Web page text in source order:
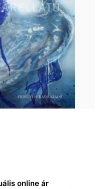
online ár